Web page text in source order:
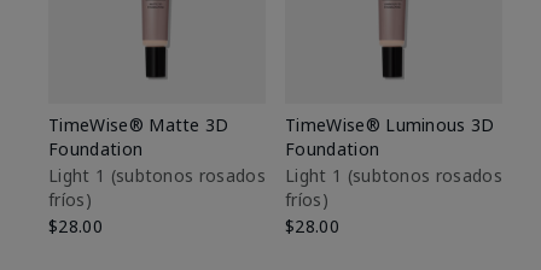
TimeWise® Matte 3D
Foundation
Light 1​ (subtonos rosados
fríos)
$28.00
TimeWise® Luminous 3D
Foundation
Light 1​ (subtonos rosados
fríos)
$28.00